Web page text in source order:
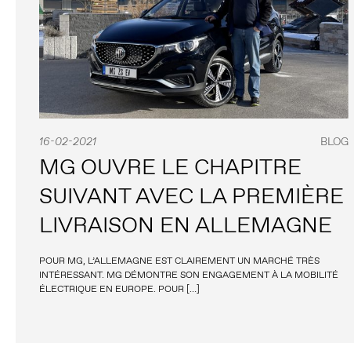
16-02-2021 BLOG
MG OUVRE LE CHAPITRE
SUIVANT AVEC LA PREMIÈRE
LIVRAISON EN ALLEMAGNE
POUR MG, L’ALLEMAGNE EST CLAIREMENT UN MARCHÉ TRÈS
INTÉRESSANT. MG DÉMONTRE SON ENGAGEMENT À LA MOBILITÉ
ÉLECTRIQUE EN EUROPE. POUR […]